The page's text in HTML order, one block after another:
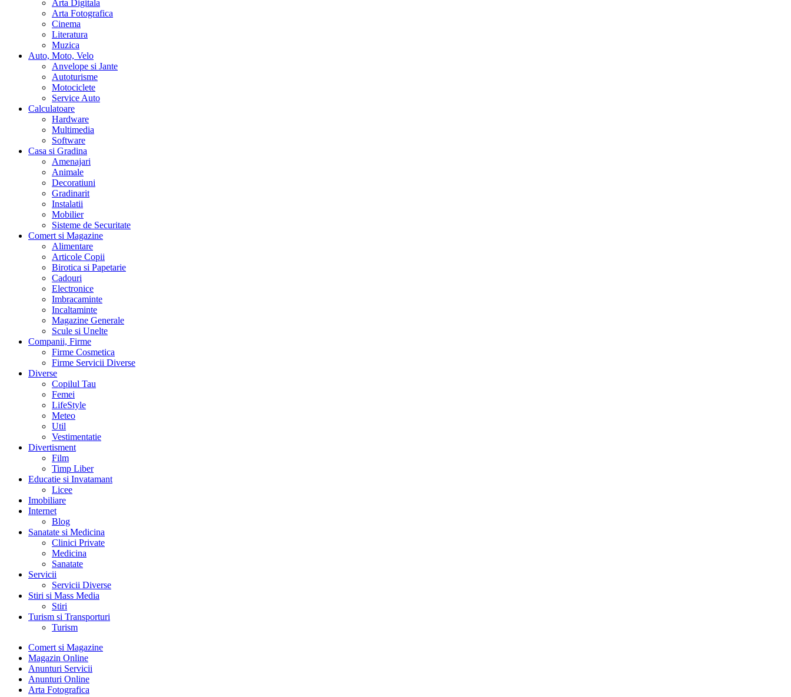
Arta Digitala
Arta Fotografica
Cinema
Literatura
Muzica
Auto, Moto, Velo
Anvelope si Jante
Autoturisme
Motociclete
Service Auto
Calculatoare
Hardware
Multimedia
Software
Casa si Gradina
Amenajari
Animale
Decoratiuni
Gradinarit
Instalatii
Mobilier
Sisteme de Securitate
Comert si Magazine
Alimentare
Articole Copii
Birotica si Papetarie
Cadouri
Electronice
Imbracaminte
Incaltaminte
Magazine Generale
Scule si Unelte
Companii, Firme
Firme Cosmetica
Firme Servicii Diverse
Diverse
Copilul Tau
Femei
LifeStyle
Meteo
Util
Vestimentatie
Divertisment
Film
Timp Liber
Educatie si Invatamant
Licee
Imobiliare
Internet
Blog
Sanatate si Medicina
Clinici Private
Medicina
Sanatate
Servicii
Servicii Diverse
Stiri si Mass Media
Stiri
Turism si Transporturi
Turism
Comert si Magazine
Magazin Online
Anunturi Servicii
Anunturi Online
Arta Fotografica